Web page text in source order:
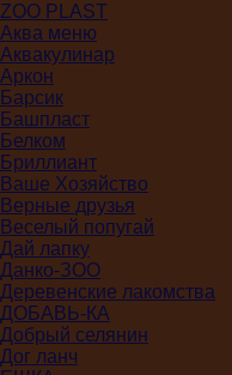
ZOO PLAST
Аква меню
Аквакулинар
Аркон
Барсик
Башпласт
Белком
Бриллиант
Ваше Хозяйство
Верные друзья
Веселый попугай
Дай лапку
Данко-ЗОО
Деревенские лакомства
ДОБАВЬ-КА
Добрый селянин
Дог ланч